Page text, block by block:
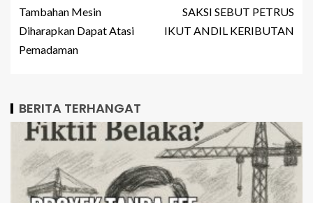
Tambahan Mesin
Diharapkan Dapat Atasi
Pemadaman
SAKSI SEBUT PETRUS
IKUT ANDIL KERIBUTAN
BERITA TERHANGAT